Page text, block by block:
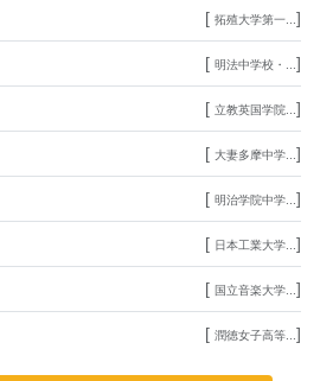
[ 拓殖大学第一... ]
[ 明法中学校・... ]
[ 立教英国学院... ]
[ 大妻多摩中学... ]
[ 明治学院中学... ]
[ 日本工業大学... ]
[ 国立音楽大学... ]
[ 潤徳女子高等... ]